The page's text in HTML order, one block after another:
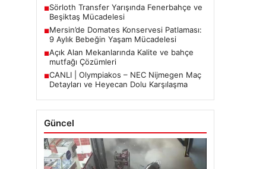
■Sörloth Transfer Yarışında Fenerbahçe ve
Beşiktaş Mücadelesi
■Mersin’de Domates Konservesi Patlaması:
9 Aylık Bebeğin Yaşam Mücadelesi
■Açık Alan Mekanlarında Kalite ve bahçe
mutfağı Çözümleri
■CANLI | Olympiakos – NEC Nijmegen Maç
Detayları ve Heyecan Dolu Karşılaşma
Güncel